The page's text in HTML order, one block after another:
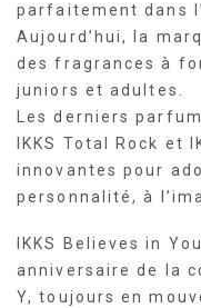
parfaitement dans
Aujourd’hui, la
des fragrances à
juniors et adultes.
Les derniers
IKKS Total Rock et
innovantes pour
personnalité, à
IKKS Believes in
anniversaire de la
Y, toujours en